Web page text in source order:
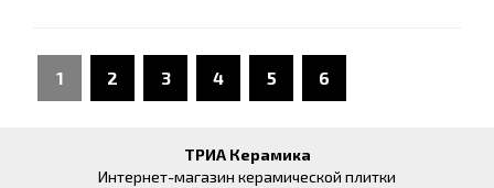
1 2 3 4 5 6
ТРИА Керамика
Интернет-магазин керамической плитки